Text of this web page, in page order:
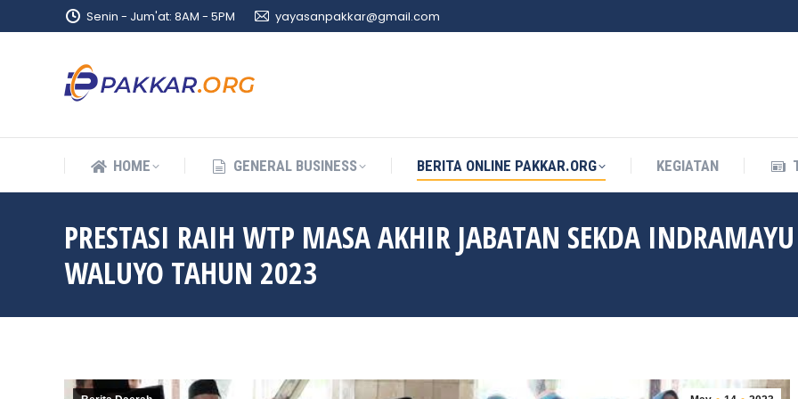
Senin - Jum'at: 8AM - 5PM yayasanpakkar@gmail.com
HOME GENERAL BUSINESS BERITA ONLINE PAKKAR.ORG KEGIATAN
PRESTASI RAIH WTP MASA AKHIR JABATAN SEKDA
WALUYO TAHUN 2023
HOME GENERAL BUSINESS BERITA ONLINE PAKKAR.ORG KEGIATAN